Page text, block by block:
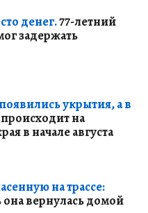
денег.77-летний
задержать
укрытия, а в
на
в начале августа
на трассе:
вернулась домой